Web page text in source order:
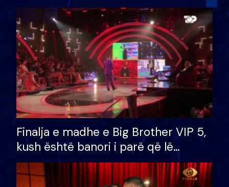
Finalja e madhe e Big Brother VIP 5,
kush është banori i parë që lë
shtëpinë dhe humb mundësinë për
të fituar çmimin e madh